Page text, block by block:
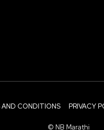
AND CONDITIONS PRIVACY
© NB Marathi